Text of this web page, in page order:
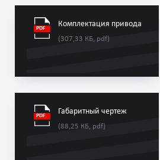
Комплектация привода
(307,33 КБ, pdf)
Габаритный чертеж
(88,25 КБ, pdf)